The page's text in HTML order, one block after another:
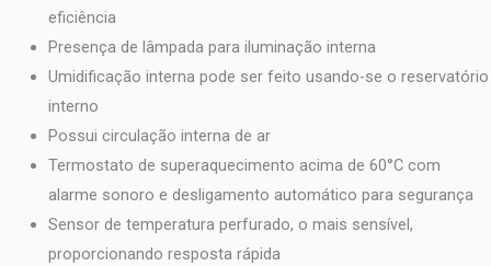
eficiência
Presença de lâmpada para iluminação interna
Umidificação interna pode ser feito usando-se o reservatório
interno
Possui circulação interna de ar
Termostato de superaquecimento acima de 60°C com
alarme sonoro e desligamento automático para segurança
Sensor de temperatura perfurado, o mais sensível,
proporcionando resposta rápida